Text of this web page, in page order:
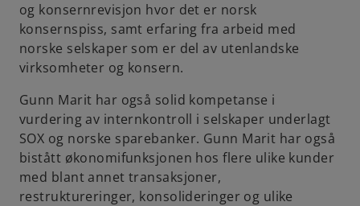
og konsernrevisjon hvor det er norsk
konsernspiss, samt erfaring fra arbeid med
norske selskaper som er del av utenlandske
virksomheter og konsern.
Gunn Marit har også solid kompetanse i
vurdering av internkontroll i selskaper underlagt
SOX og norske sparebanker. Gunn Marit har også
bistått økonomifunksjonen hos flere ulike kunder
med blant annet transaksjoner,
restruktureringer, konsolideringer og ulike